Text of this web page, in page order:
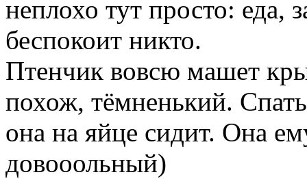
неплохо тут просто: еда,
беспокоит никто.
Птенчик вовсю машет
похож, тёмненький.
она на яйце сидит. Она
довооольный)